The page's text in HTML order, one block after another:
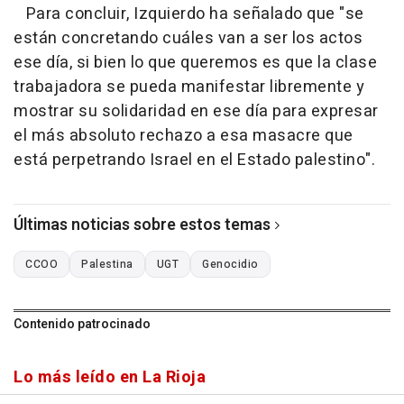
Para concluir, Izquierdo ha señalado que "se
están concretando cuáles van a ser los actos
ese día, si bien lo que queremos es que la clase
trabajadora se pueda manifestar libremente y
mostrar su solidaridad en ese día para expresar
el más absoluto rechazo a esa masacre que
está perpetrando Israel en el Estado palestino".
Últimas noticias sobre estos temas
CCOO Palestina UGT Genocidio
Contenido patrocinado
Lo más leído en La Rioja